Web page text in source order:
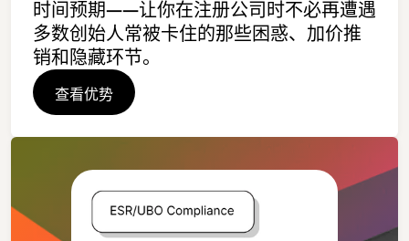
时间预期——让你在注册公司时不必再遭遇
多数创始人常被卡住的那些困惑、加价推
销和隐藏环节。
查看优势
查看优势